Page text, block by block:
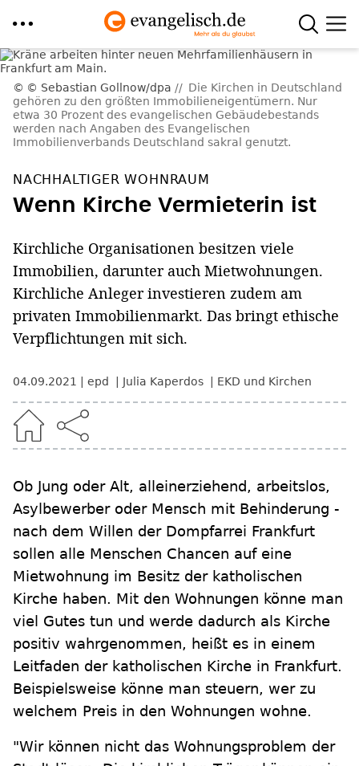
Direkt
zum
Inhalt
© Sebastian Gollnow/dpa
Die Kirchen in Deutschland
gehören zu den größten Immobilieneigentümern. Nur
etwa 30 Prozent des evangelischen Gebäudebestands
werden nach Angaben des Evangelischen
Immobilienverbands Deutschland sakral genutzt.
NACHHALTIGER WOHNRAUM
Wenn Kirche Vermieterin ist
Kirchliche Organisationen besitzen viele
Immobilien, darunter auch Mietwohnungen.
Kirchliche Anleger investieren zudem am
privaten Immobilienmarkt. Das bringt ethische
Verpflichtungen mit sich.
04.09.2021 epd Julia Kaperdos EKD und Kirchen
Ob Jung oder Alt, alleinerziehend, arbeitslos,
Asylbewerber oder Mensch mit Behinderung -
nach dem Willen der Dompfarrei Frankfurt
sollen alle Menschen Chancen auf eine
Mietwohnung im Besitz der katholischen
Kirche haben. Mit den Wohnungen könne man
viel Gutes tun und werde dadurch als Kirche
positiv wahrgenommen, heißt es in einem
Leitfaden der katholischen Kirche in Frankfurt.
Beispielsweise könne man steuern, wer zu
welchem Preis in den Wohnungen wohne.
"Wir können nicht das Wohnungsproblem der